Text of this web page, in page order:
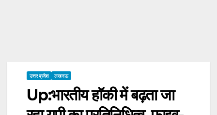
उत्तर प्रदेश लखनऊ
Up:भारतीय हॉकी में बढ़ता जा